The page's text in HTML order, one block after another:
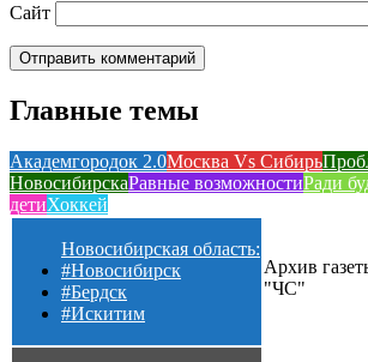
Сайт
Главные темы
Академгородок 2.0Москва Vs Сибирь
НовосибирскаРавные возможностиРади
детиХоккей
Новосибирская область:
#Новосибирск
#Бердск
#Искитим
Архив
"ЧС"